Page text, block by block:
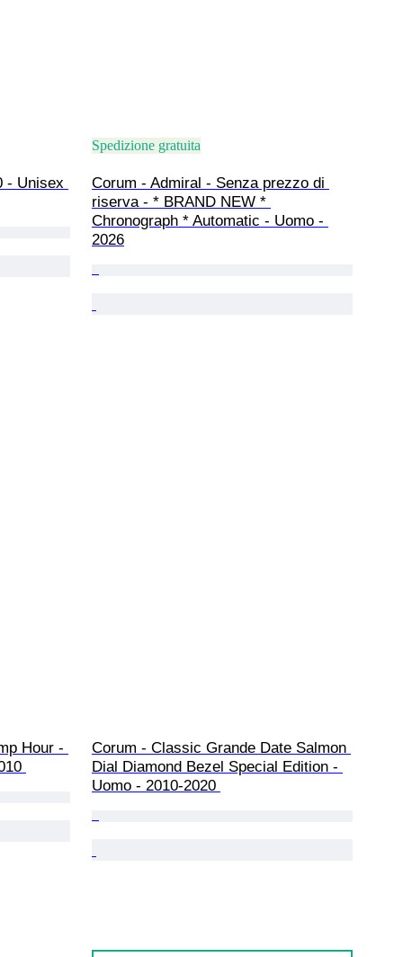
- Unisex
Spedizione gratuita
Corum - Admiral - Senza prezzo di
riserva - * BRAND NEW *
Chronograph * Automatic - Uomo -
2026
Hour -
Corum - Classic Grande Date Salmon
Dial Diamond Bezel Special Edition -
Uomo - 2010-2020